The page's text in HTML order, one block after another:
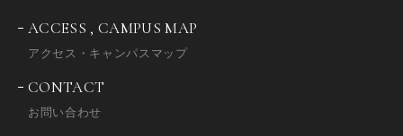
ACCESS , CAMPUS MAP
アクセス・キャンパスマップ
CONTACT
お問い合わせ